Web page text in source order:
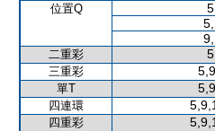
位置Q
二重彩
三重彩
單T
四連環
四重彩